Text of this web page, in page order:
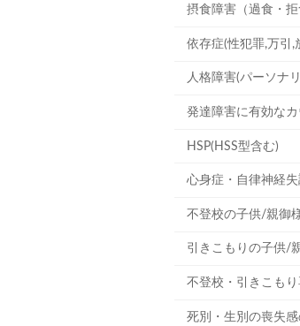
摂食障害（過食・拒
依存症(性犯罪,万引,
人格障害(パーソナ
発達障害に有効な
HSP(HSS型含む)
心身症・自律神経失
不登校の子供/親御
引きこもりの子供/
不登校・引きこも
死別・生別の喪失